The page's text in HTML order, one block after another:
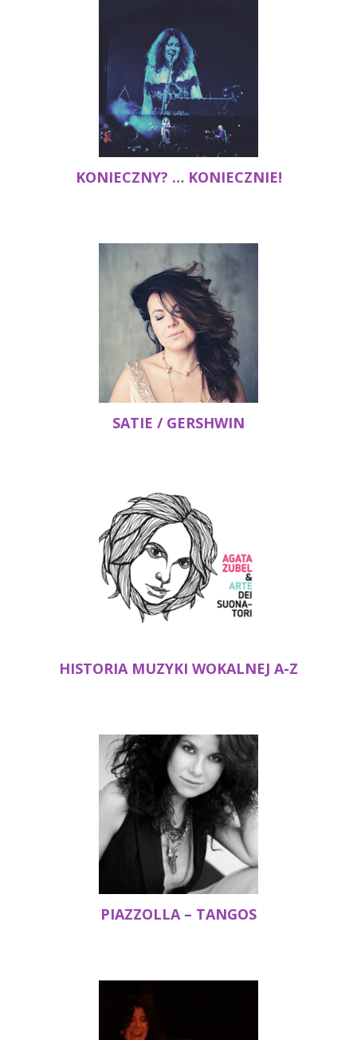
KONIECZNY? … KONIECZNIE!
SATIE / GERSHWIN
HISTORIA MUZYKI WOKALNEJ A-Z
PIAZZOLLA – TANGOS